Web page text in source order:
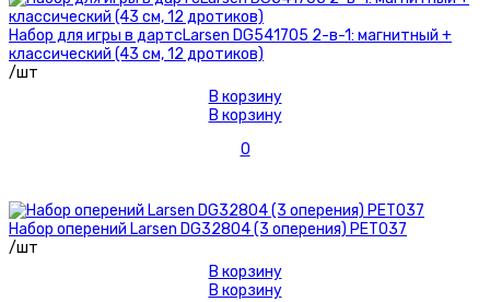
Набор для игры в дартсLarsen DG541705 2-в-1: магнитный +
классический (43 см, 12 дротиков)
/шт
В корзину
В корзину
0
Набор оперений Larsen DG32804 (3 оперения) PET037
/шт
В корзину
В корзину